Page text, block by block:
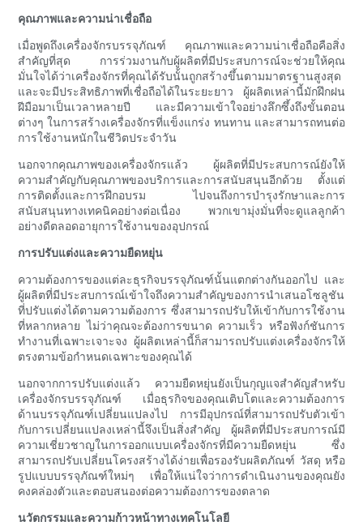
คุณภาพและความน่าเชื่อถือ
เมื่อพูดถึงเครื่องจักรบรรจุภัณฑ์ คุณภาพและความน่าเชื่อถือคือสิ่ง
สำคัญที่สุด การร่วมงานกับผู้ผลิตที่มีประสบการณ์จะช่วยให้คุณ
มั่นใจได้ว่าเครื่องจักรที่คุณได้รับนั้นถูกสร้างขึ้นตามมาตรฐานสูงสุด
และจะมีประสิทธิภาพที่เชื่อถือได้ในระยะยาว ผู้ผลิตเหล่านี้มักฝึกฝน
ฝีมือมาเป็นเวลาหลายปี และมีความเข้าใจอย่างลึกซึ้งถึงขั้นตอน
ต่างๆ ในการสร้างเครื่องจักรที่แข็งแกร่ง ทนทาน และสามารถทนต่อ
การใช้งานหนักในชีวิตประจำวัน
นอกจากคุณภาพของเครื่องจักรแล้ว ผู้ผลิตที่มีประสบการณ์ยังให้
ความสำคัญกับคุณภาพของบริการและการสนับสนุนอีกด้วย ตั้งแต่
การติดตั้งและการฝึกอบรม ไปจนถึงการบำรุงรักษาและการ
สนับสนุนทางเทคนิคอย่างต่อเนื่อง พวกเขามุ่งมั่นที่จะดูแลลูกค้า
อย่างดีตลอดอายุการใช้งานของอุปกรณ์
การปรับแต่งและความยืดหยุ่น
ความต้องการของแต่ละธุรกิจบรรจุภัณฑ์นั้นแตกต่างกันออกไป และ
ผู้ผลิตที่มีประสบการณ์เข้าใจถึงความสำคัญของการนำเสนอโซลูชัน
ที่ปรับแต่งได้ตามความต้องการ ซึ่งสามารถปรับให้เข้ากับการใช้งาน
ที่หลากหลาย ไม่ว่าคุณจะต้องการขนาด ความเร็ว หรือฟังก์ชันการ
ทำงานที่เฉพาะเจาะจง ผู้ผลิตเหล่านี้ก็สามารถปรับแต่งเครื่องจักรให้
ตรงตามข้อกำหนดเฉพาะของคุณได้
นอกจากการปรับแต่งแล้ว ความยืดหยุ่นยังเป็นกุญแจสำคัญสำหรับ
เครื่องจักรบรรจุภัณฑ์ เมื่อธุรกิจของคุณเติบโตและความต้องการ
ด้านบรรจุภัณฑ์เปลี่ยนแปลงไป การมีอุปกรณ์ที่สามารถปรับตัวเข้า
กับการเปลี่ยนแปลงเหล่านี้จึงเป็นสิ่งสำคัญ ผู้ผลิตที่มีประสบการณ์มี
ความเชี่ยวชาญในการออกแบบเครื่องจักรที่มีความยืดหยุ่น ซึ่ง
สามารถปรับเปลี่ยนโครงสร้างได้ง่ายเพื่อรองรับผลิตภัณฑ์ วัสดุ หรือ
รูปแบบบรรจุภัณฑ์ใหม่ๆ เพื่อให้แน่ใจว่าการดำเนินงานของคุณยัง
คงคล่องตัวและตอบสนองต่อความต้องการของตลาด
นวัตกรรมและความก้าวหน้าทางเทคโนโลยี